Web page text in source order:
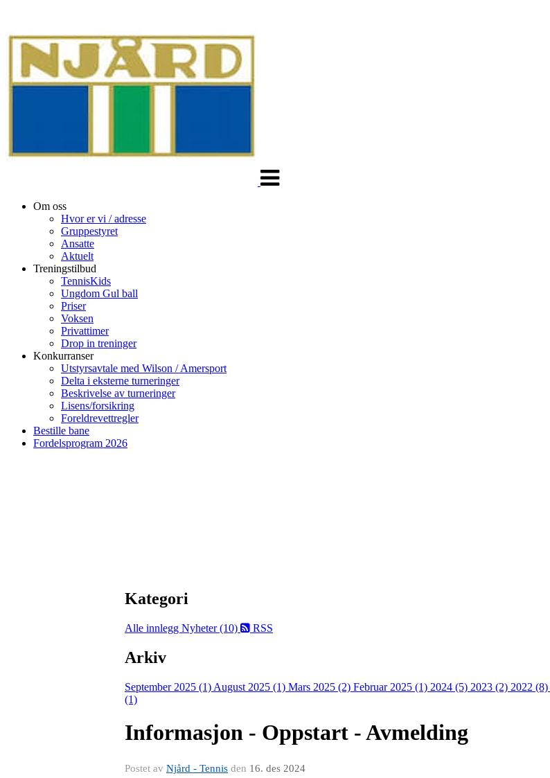
Om oss
Hvor er vi / adresse
Gruppestyret
Ansatte
Aktuelt
Treningstilbud
TennisKids
Ungdom Gul ball
Priser
Voksen
Privattimer
Drop in treninger
Konkurranser
Utstyrsavtale med Wilson / Amersport
Delta i eksterne turneringer
Beskrivelse av turneringer
Lisens/forsikring
Foreldrevettregler
Bestille bane
Fordelsprogram 2026
Kategori
Alle innlegg Nyheter (10) RSS
Arkiv
September 2025 (1) August 2025 (1) Mars 2025 (2) Februar 2025 (1) 2024 (5) 2023 (2) 2022 (8)
(1)
Informasjon - Oppstart - Avmelding
Postet av Njård - Tennis den 16. des 2024